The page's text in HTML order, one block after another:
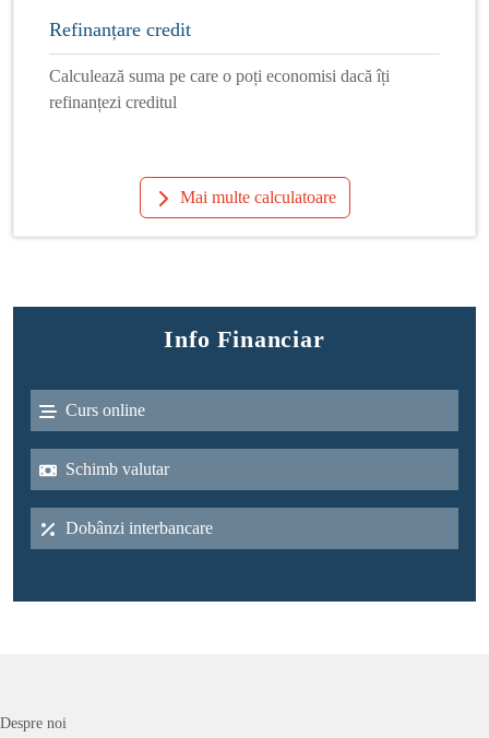
Refinanțare credit
Calculează suma pe care o poți economisi dacă îți
refinanțezi creditul
Mai multe calculatoare
Info Financiar
Curs online
Schimb valutar
Dobânzi interbancare
Despre noi